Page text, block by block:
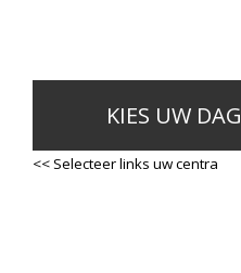
KIES UW DAG
<< Selecteer links uw centra